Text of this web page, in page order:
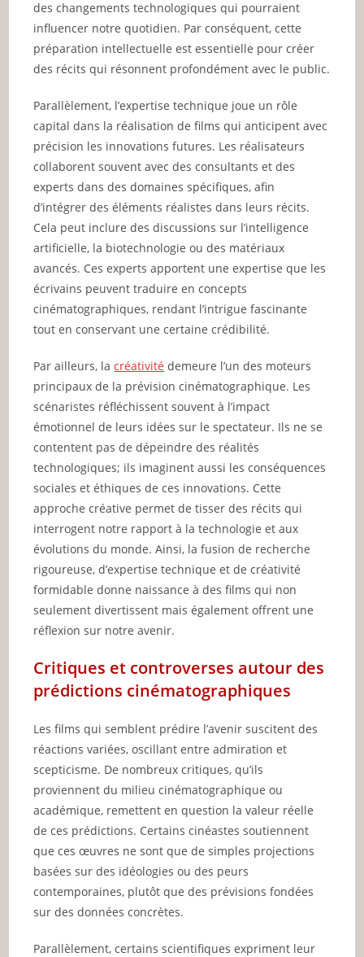
des changements technologiques qui pourraient
influencer notre quotidien. Par conséquent, cette
préparation intellectuelle est essentielle pour créer
des récits qui résonnent profondément avec le public.
Parallèlement, l’expertise technique joue un rôle
capital dans la réalisation de films qui anticipent avec
précision les innovations futures. Les réalisateurs
collaborent souvent avec des consultants et des
experts dans des domaines spécifiques, afin
d’intégrer des éléments réalistes dans leurs récits.
Cela peut inclure des discussions sur l’intelligence
artificielle, la biotechnologie ou des matériaux
avancés. Ces experts apportent une expertise que les
écrivains peuvent traduire en concepts
cinématographiques, rendant l’intrigue fascinante
tout en conservant une certaine crédibilité.
Par ailleurs, lacréativité demeure l’un des moteurs
principaux de la prévision cinématographique. Les
scénaristes réfléchissent souvent à l’impact
émotionnel de leurs idées sur le spectateur. Ils ne se
contentent pas de dépeindre des réalités
technologiques; ils imaginent aussi les conséquences
sociales et éthiques de ces innovations. Cette
approche créative permet de tisser des récits qui
interrogent notre rapport à la technologie et aux
évolutions du monde. Ainsi, la fusion de recherche
rigoureuse, d’expertise technique et de créativité
formidable donne naissance à des films qui non
seulement divertissent mais également offrent une
réflexion sur notre avenir.
Critiques et controverses autour des
prédictions cinématographiques
Les films qui semblent prédire l’avenir suscitent des
réactions variées, oscillant entre admiration et
scepticisme. De nombreux critiques, qu’ils
proviennent du milieu cinématographique ou
académique, remettent en question la valeur réelle
de ces prédictions. Certains cinéastes soutiennent
que ces œuvres ne sont que de simples projections
basées sur des idéologies ou des peurs
contemporaines, plutôt que des prévisions fondées
sur des données concrètes.
Parallèlement, certains scientifiques expriment leur